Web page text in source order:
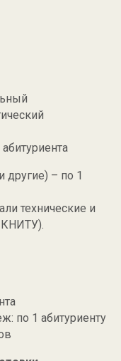
– по 1
технические и
по 1 абитуриенту